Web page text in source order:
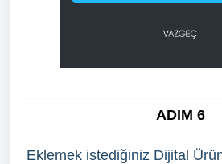
ADIM 6
Eklemek istediğiniz Dijital